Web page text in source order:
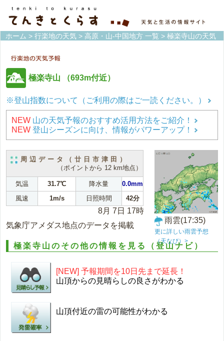
ホーム > 行楽地の天気 > 高原・山-中国地方 一覧 > 極楽寺山の天気
極楽寺山 （693m付近）
※登山指数について（ご利用の際はご一読ください。）
NEW 山の天気予報のおすすめ活用方法をご紹介！
NEW 登山シーズンに向け、情報がパワーアップ！
周辺データ（廿日市津田）
（ポイントから 12 km地点）
気温 31.7℃ 降水量
0.0mm
風速
1m/s 日照時間 42分
8月 7日 17時
気象庁アメダス地点のデータを掲載
雨雲(17:35)
更に詳しい雨雲予想
（天なび）>
極楽寺山のその他の情報を見る（登山ナビ）
[NEW] 予報期間を10日先まで延長！
山頂からの見晴らしの良さがわかる
山頂付近の雷の可能性がわかる